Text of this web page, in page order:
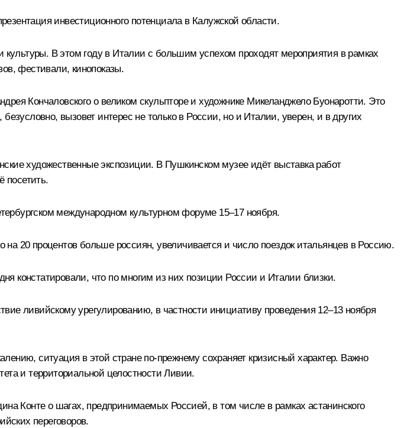
инвестиционного потенциала в Калужской области.
культуры. В этом году в Италии с большим успехом проходят мероприятия в рамках
фестивали, кинопоказы.
Кончаловского о великом скульпторе и художнике Микеланджело Буонаротти. Это
вызовет интерес не только в России, но и Италии, уверен, и в других
художественные экспозиции. В Пушкинском музее идёт выставка работ
посетить.
международном культурном форуме 15–17 ноября.
20 процентов больше россиян, увеличивается и число поездок итальянцев в Россию.
констатировали, что по многим из них позиции России и Италии близки.
ливийскому урегулированию, в частности инициативу проведения 12–13 ноября
ситуация в этой стране по-прежнему сохраняет кризисный характер. Важно
и территориальной целостности Ливии.
Конте о шагах, предпринимаемых Россией, в том числе в рамках астанинского
переговоров.